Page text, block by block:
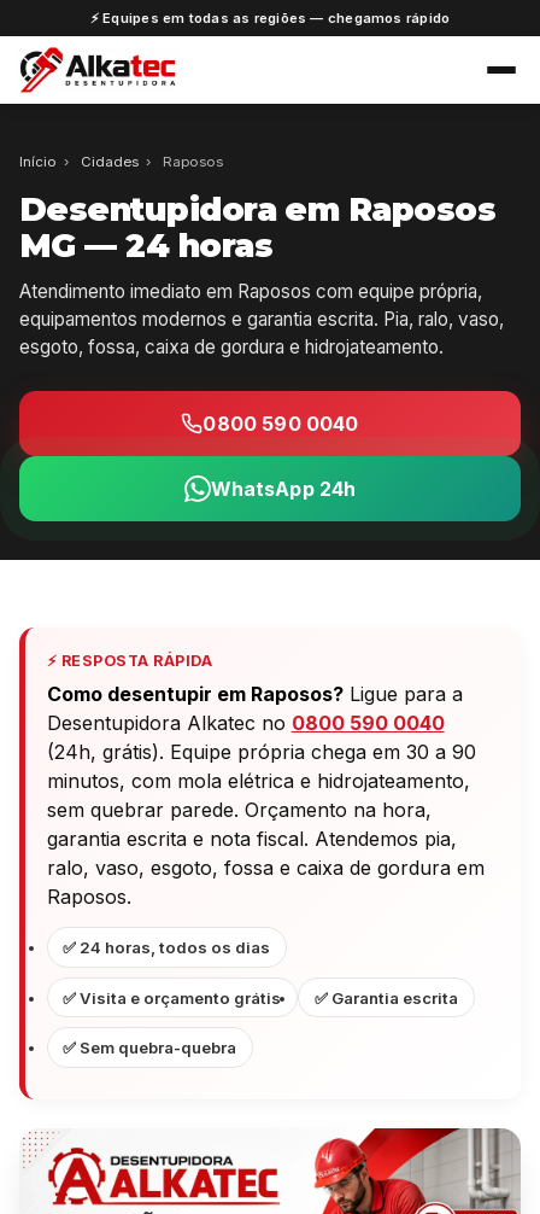
⚡ Equipes em todas as regiões — chegamos rápido
Início › Cidades › Raposos
Desentupidora em Raposos
MG — 24 horas
Atendimento imediato em Raposos com equipe própria,
equipamentos modernos e garantia escrita. Pia, ralo, vaso,
esgoto, fossa, caixa de gordura e hidrojateamento.
0800 590 0040
WhatsApp 24h
⚡ RESPOSTA RÁPIDA
Como desentupir em Raposos?Ligue para a
Desentupidora Alkatec no 0800 590 0040
(24h, grátis). Equipe própria chega em 30 a 90
minutos, com mola elétrica e hidrojateamento,
sem quebrar parede. Orçamento na hora,
garantia escrita e nota fiscal. Atendemos pia,
ralo, vaso, esgoto, fossa e caixa de gordura em
Raposos.
✅ 24 horas, todos os dias
✅ Visita e orçamento grátis ✅ Garantia escrita
✅ Sem quebra-quebra